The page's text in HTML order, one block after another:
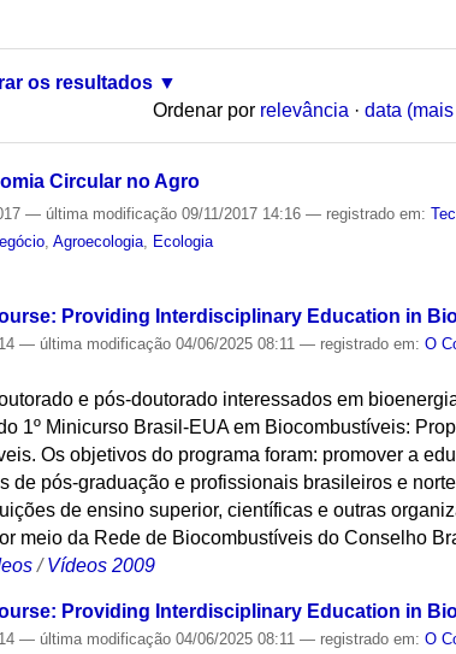
os resultados
Ordenar por relevância · data
Circular no Agro
— última modificação 09/11/2017 14:16— registrado em:
,Agroecologia Ecologia
Providing Interdisciplinary Education in
— última modificação 04/06/2025 08:11— registrado em:O
e pós-doutorado interessados em
1º Minicurso Brasil-EUA em Biocombustíveis:
Os objetivos do programa foram: promover a
de pós-graduação e profissionais brasileiros e
de ensino superior, científicas e outras
meio da Rede de Biocombustíveis do Conselho
/Vídeos 2009
Providing Interdisciplinary Education in
— última modificação 04/06/2025 08:11— registrado em:O